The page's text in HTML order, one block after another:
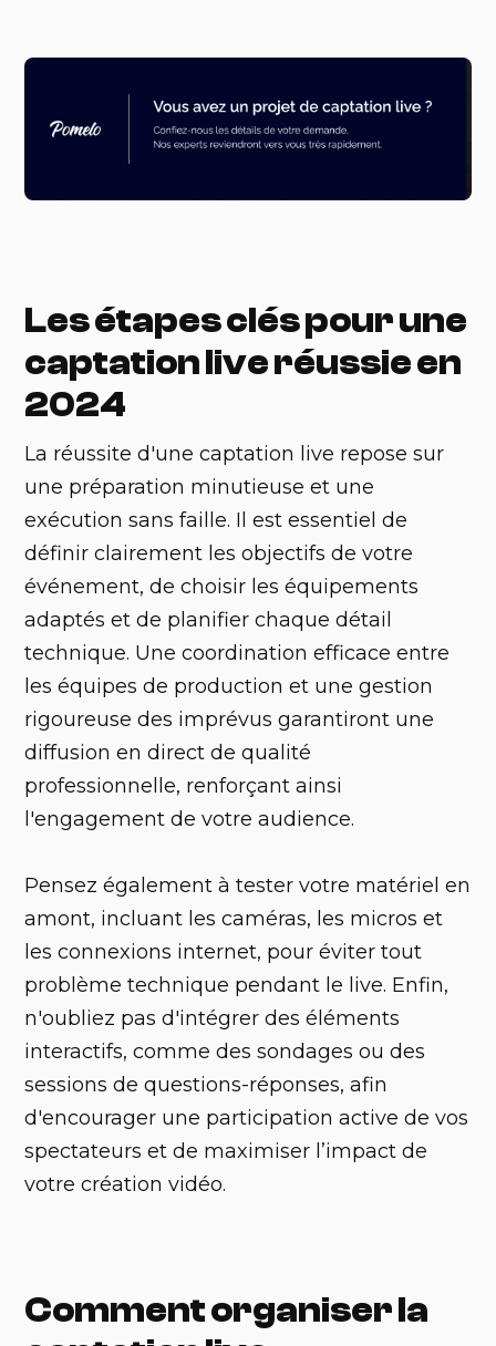
Les étapes clés pour une
captation live réussie en
2024
La réussite d'une captation live repose sur
une préparation minutieuse et une
exécution sans faille. Il est essentiel de
définir clairement les objectifs de votre
événement, de choisir les équipements
adaptés et de planifier chaque détail
technique. Une coordination efficace entre
les équipes de production et une gestion
rigoureuse des imprévus garantiront une
diffusion en direct de qualité
professionnelle, renforçant ainsi
l'engagement de votre audience.
Pensez également à tester votre matériel en
amont, incluant les caméras, les micros et
les connexions internet, pour éviter tout
problème technique pendant le live. Enfin,
n'oubliez pas d'intégrer des éléments
interactifs, comme des sondages ou des
sessions de questions-réponses, afin
d'encourager une participation active de vos
spectateurs et de maximiser l’impact de
votre création vidéo.
Comment organiser la